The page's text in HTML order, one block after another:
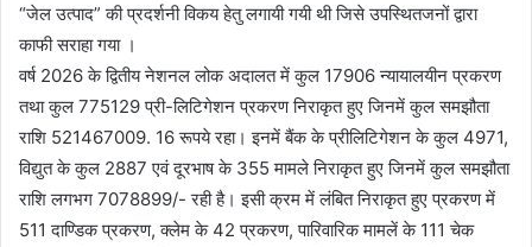
“जेल उत्पाद” की प्रदर्शनी विकय हेतु लगायी गयी थी जिसे उपस्थितजनों द्वारा
काफी सराहा गया ।
वर्ष 2026 के द्वितीय नेशनल लोक अदालत में कुल 17906 न्यायालयीन प्रकरण
तथा कुल 775129 प्री-लिटिगेशन प्रकरण निराकृत हुए जिनमें कुल समझौता
राशि 521467009. 16 रूपये रहा। इनमें बैंक के प्रीलिटिगेशन के कुल 4971,
विद्युत के कुल 2887 एवं दूरभाष के 355 मामले निराकृत हुए जिनमें कुल समझौता
राशि लगभग 7078899/- रही है। इसी क्रम में लंबित निराकृत हुए प्रकरण में
511 दाण्डिक प्रकरण, क्लेम के 42 प्रकरण, पारिवारिक मामलें के 111 चेक